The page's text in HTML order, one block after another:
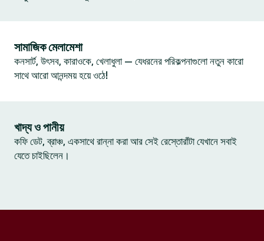
সামাজিক মেলামেশা
কনসার্ট, উৎসব, কারাওকে, খেলাধুলা — যেধরনের পরিকল্পনাগুলো নতুন কারো
সাথে আরো আনন্দময় হয়ে ওঠে!
খাদ্য ও পানীয়
কফি ডেট, ব্রাঞ্চ, একসাথে রান্না করা আর সেই রেস্তোরাঁটা যেখানে সবাই
যেতে চাইছিলেন।